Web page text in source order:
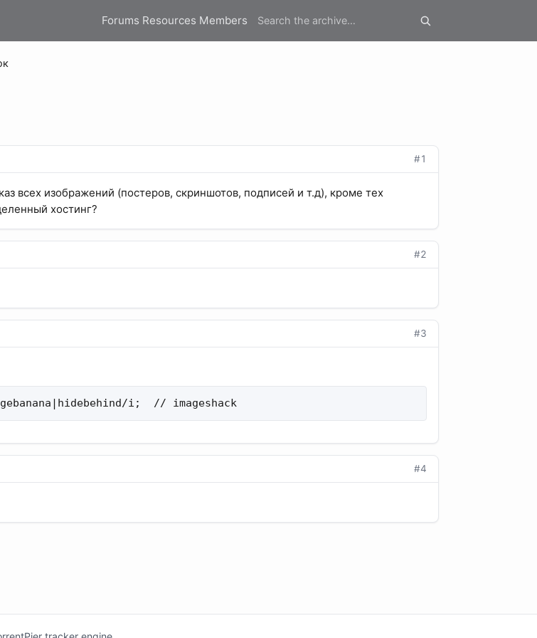
Forums Resources Members
#1
всех изображений (постеров, скриншотов, подписей и т.д), кроме тех
хостинг?
#2
#3
i;  // imageshack
#4